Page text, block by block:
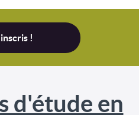
!
d'étude en